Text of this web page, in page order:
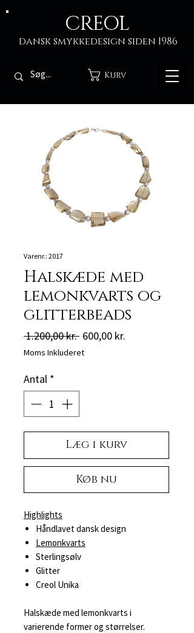
CREOL
dansk smykkedesign siden 1986
Kurv
Varenr.: 2017
Halskæde med
lemonkvarts og
glitterbeads
1.200,00 kr. Regulær
pris
600,00 kr.
Moms Inkluderet
Antal *
Læg i kurv
Køb nu
Highlights
Håndlavet dansk design
Lemonkvarts
Sterlingsølv
Glitter
Creol Unika
Halskæde med lemonkvarts i
varierende former og størrelser.